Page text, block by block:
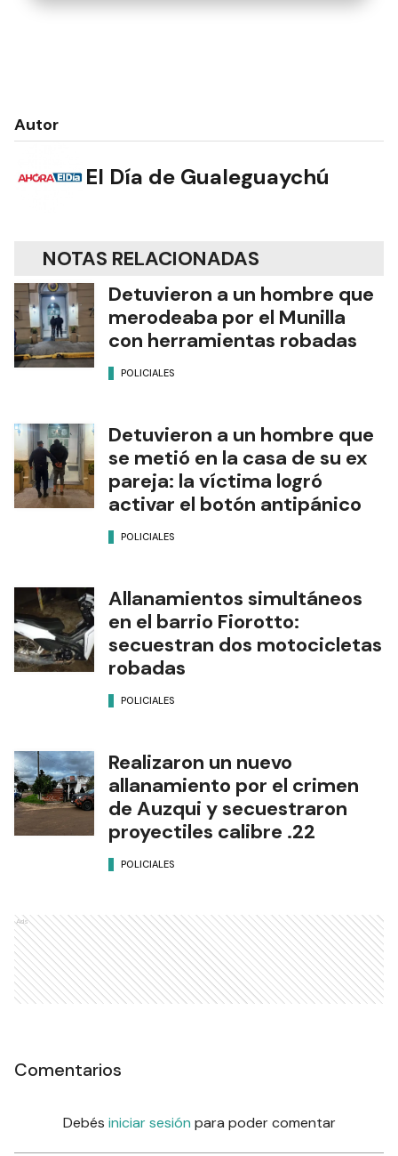
Autor
El Día de Gualeguaychú
NOTAS RELACIONADAS
Detuvieron a un hombre que
merodeaba por el Munilla
con herramientas robadas
POLICIALES
Detuvieron a un hombre que
se metió en la casa de su ex
pareja: la víctima logró
activar el botón antipánico
POLICIALES
Allanamientos simultáneos
en el barrio Fiorotto:
secuestran dos motocicletas
robadas
POLICIALES
Realizaron un nuevo
allanamiento por el crimen
de Auzqui y secuestraron
proyectiles calibre .22
POLICIALES
Ads
Comentarios
Debés iniciar sesión para poder comentar